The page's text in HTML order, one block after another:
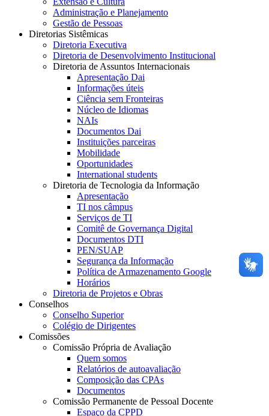
Administração e Planejamento
Gestão de Pessoas
Diretorias Sistêmicas
Diretoria Executiva
Diretoria de Desenvolvimento Institucional
Diretoria de Assuntos Internacionais
Apresentação Dai
Informações úteis
Ciência sem Fronteiras
Núcleo de Idiomas
NAIs
Documentos Dai
Instituições parceiras
Mobilidade
Oportunidades
International students
Diretoria de Tecnologia da Informação
Apresentação
TI nos câmpus
Serviços de TI
Comitê de Governança Digital
Documentos DTI
PEN/SUAP
Segurança da Informação
Política de Armazenamento Google
Horários
Diretoria de Projetos e Obras
Conselhos
Conselho Superior
Colégio de Dirigentes
Comissões
Comissão Própria de Avaliação
Quem somos
Relatórios de autoavaliação
Composição das CPAs
Documentos
Comissão Permanente de Pessoal Docente
Espaço da CPPD